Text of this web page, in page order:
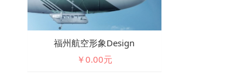
福州航空形象design
￥0.00元